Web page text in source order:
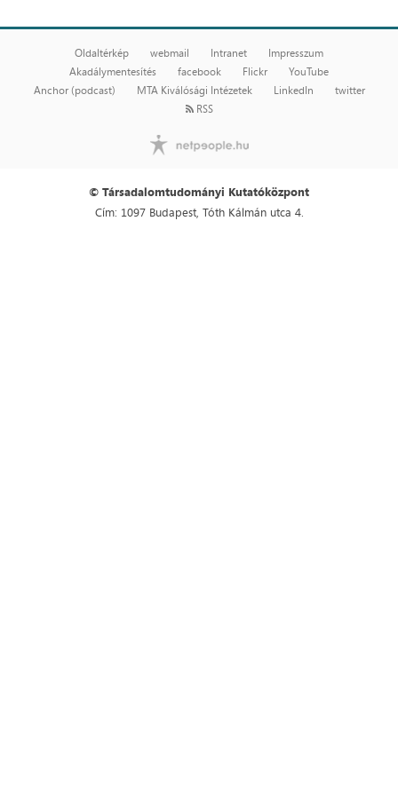
Oldaltérkép webmail Intranet
Impresszum
Akadálymentesítés
facebook Flickr
YouTube
Anchor (podcast)
MTA Kiválósági Intézetek LinkedIn
twitter
RSS
© Társadalomtudományi Kutatóközpont
Cím: 1097 Budapest, Tóth Kálmán utca 4.